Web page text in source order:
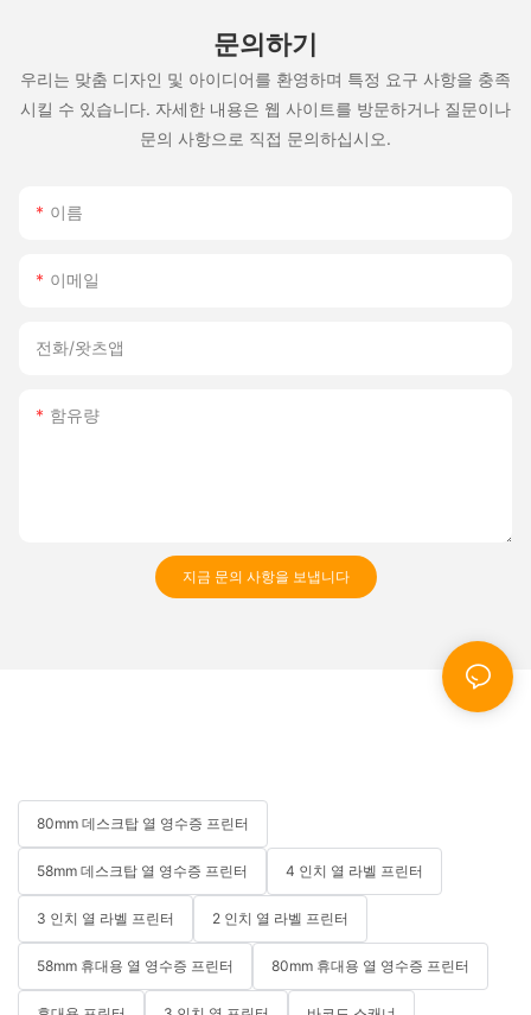
문의하기
우리는 맞춤 디자인 및 아이디어를 환영하며 특정 요구 사항을 충족
시킬 수 있습니다. 자세한 내용은 웹 사이트를 방문하거나 질문이나
문의 사항으로 직접 문의하십시오.
이름
이메일
전화/왓츠앱
함유량
지금 문의 사항을 보냅니다
80mm 데스크탑 열 영수증 프린터
58mm 데스크탑 열 영수증 프린터 4 인치 열 라벨 프린터
3 인치 열 라벨 프린터 2 인치 열 라벨 프린터
58mm 휴대용 열 영수증 프린터 80mm 휴대용 열 영수증 프린터